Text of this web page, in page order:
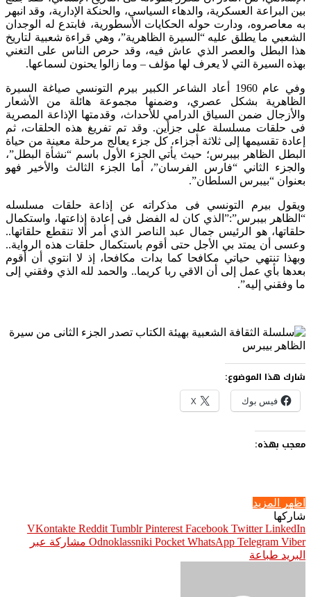
بين البراعة العسكرية، والدهاء السياسي، والحنكة الإدارية، وقد انبهر
به معاصروه، ودارت حوله الحكايات الأسطورية، فابتدع له الوجدان
الشعبي ما يطلق عليه “السيرة الظاهرية”، وهي قراءة شعبية لتاريخ
هذا البطل والعصر الذي عاش فيه، وقد حرص الناس على التغني
بهذه السيرة التي لا يعرف لها مؤلف – وما زالوا يحنون لسماعها.
وفي عام 1960 أعاد الشاعر الكبير بيرم التونسي صياغة السيرة
الظاهرية بشكل عصري، وضمنها مجموعة هائلة من الأشعار
والأزجال ضمن السياق الدرامي للأحداث، وقدمتها الإذاعة المصرية
فى حلقات مسلسلة على جزأين. وقد تم تفريغ هذه الحلقات، ثم
إعادة تقسيمها إلى ثلاثة أجزاء، كل جزء يعالج مرحلة معينة من حياة
البطل الظاهر بيبرس؛ حيث يأتي الجزء الأول باسم “نشأة البطل”،
والجزء الثاني “فارس الفرسان”، أما الجزء الثالث والأخير فهو
بعنوان “بيبرس السلطان”.
ويقول بيرم التونسي فى مذكراته عن إذاعة حلقات مسلسله
“الظاهر بيبرس”:”الذي كان له الفضل فى إعادة إذاعتها، واستكمال
حلقاتها، هو الرئيس جمال عبد الناصر الذي أمر ألا تنقطع حلقاتها..
وعسى أن يمتد بي الأجل حتى أقوم باستكمال حلقات هذه الرواية..
وبهذا تنتهي حياتي مكافحا كما بدات مكافحا، إذ لا انتوي أن أقوم
بعدها بأي عمل إلى أن الاقي ربا كريما.. والحمد لله الذي وفقني إلى
ما وفقني إليه”.
شارك هذا الموضوع:
فيس بوك X
معجب بهذه:
اظهر المزيد
شاركها
Facebook Twitter LinkedIn
Pinterest
Odnoklassniki Pocket WhatsApp Telegram Viber
مشاركة عبر
البريد طباعة